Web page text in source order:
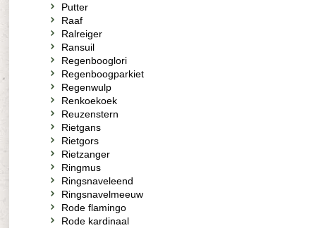
Putter
Raaf
Ralreiger
Ransuil
Regenbooglori
Regenboogparkiet
Regenwulp
Renkoekoek
Reuzenstern
Rietgans
Rietgors
Rietzanger
Ringmus
Ringsnaveleend
Ringsnavelmeeuw
Rode flamingo
Rode kardinaal